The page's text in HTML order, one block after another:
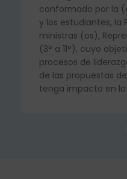
conformado por la
y los estudiantes, la
ministras (os),
(3° a 11°), cuyo
procesos de
de las propuestas
tenga impacto en